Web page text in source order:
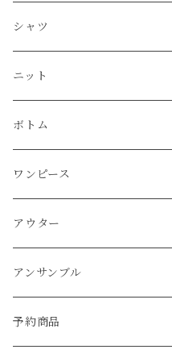
Tシャツ
ベスト
カーディガン
シャツ
プルオーバー
ニット
プルオーバー
パーカー
アウター
ボトム
パンツ
スカート
ワンピース
アウター
ブルゾン
ジャケット
アンサンブル
カーディガン
プルオーバー
シャツ
ニット
カーディガン
プルオーバー
ボトム
ワンピース
アウター
ベスト
ジャケット
アンサンブル
タンクトップ
Tシャツ
プルオーバー
チュニック
パーカー
ワンピース
ベスト
シャツ
シャツ
プルオーバー
チュニック
ワンピース
カーディガン
パーカー
ニット
プルオーバー
パーカー
カーディガン
ワンピース
ベスト
ボトム
パンツ
スカート
ワンピース
アウター
ブルゾン
ジャケット
アンサンブル
予約商品